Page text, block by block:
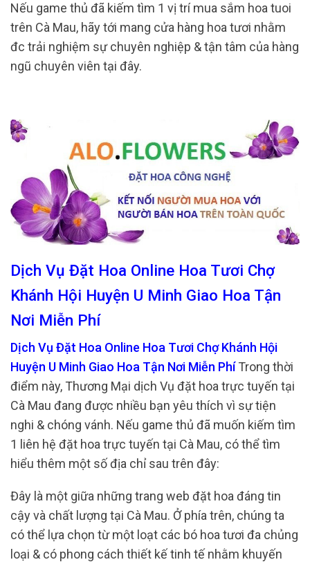
Nếu game thủ đã kiếm tìm 1 vị trí mua sắm hoa tuoi
trên Cà Mau, hãy tới mang cửa hàng hoa tươi nhằm
đc trải nghiệm sự chuyên nghiệp & tận tâm của hàng
ngũ chuyên viên tại đây.
Dịch Vụ Đặt Hoa Online Hoa Tươi Chợ
Khánh Hội Huyện U Minh Giao Hoa Tận
Nơi Miễn Phí
Dịch Vụ Đặt Hoa Online Hoa Tươi Chợ Khánh Hội
Huyện U Minh Giao Hoa Tận Nơi Miễn PhíTrong thời
điểm này, Thương Mại dịch Vụ đặt hoa trực tuyến tại
Cà Mau đang được nhiều bạn yêu thích vì sự tiện
nghi & chóng vánh. Nếu game thủ đã muốn kiếm tìm
1 liên hệ đặt hoa trực tuyến tại Cà Mau, có thể tìm
hiểu thêm một số địa chỉ sau trên đây:
Đây là một giữa những trang web đặt hoa đáng tin
cậy và chất lượng tại Cà Mau. Ở phía trên, chúng ta
có thể lựa chọn từ một loạt các bó hoa tươi đa chủng
loại & có phong cách thiết kế tinh tế nhằm khuyến